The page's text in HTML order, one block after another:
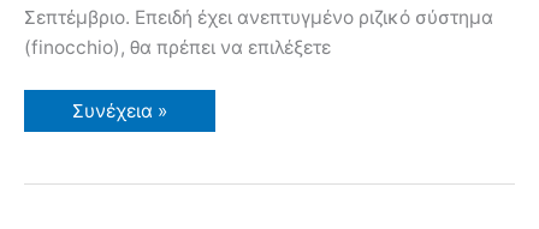
Σεπτέμβριο. Επειδή έχει ανεπτυγμένο ριζικό σύστημα
(finocchio), θα πρέπει να επιλέξετε
Μάραθος
σε
Συνέχεια »